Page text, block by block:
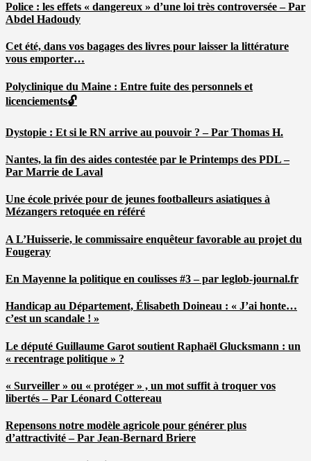
Police : les effets « dangereux » d’une loi très controversée – Par
Abdel Hadoudy
Cet été, dans vos bagages des livres pour laisser la littérature
vous emporter…
Polyclinique du Maine : Entre fuite des personnels et
licenciements🔓
Dystopie : Et si le RN arrive au pouvoir ? – Par Thomas H.
Nantes, la fin des aides contestée par le Printemps des PDL –
Par Marrie de Laval
Une école privée pour de jeunes footballeurs asiatiques à
Mézangers retoquée en référé
A L’Huisserie, le commissaire enquêteur favorable au projet du
Fougeray
En Mayenne la politique en coulisses #3 – par leglob-journal.fr
Handicap au Département, Élisabeth Doineau : « J’ai honte…
c’est un scandale ! »
Le député Guillaume Garot soutient Raphaël Glucksmann : un
« recentrage politique » ?
« Surveiller » ou « protéger » , un mot suffit à troquer vos
libertés – Par Léonard Cottereau
Repensons notre modèle agricole pour générer plus
d’attractivité – Par Jean-Bernard Briere